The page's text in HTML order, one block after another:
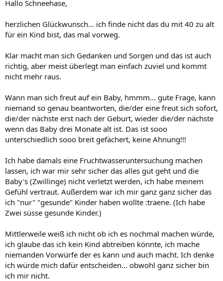
Hallo Schneehase,
herzlichen Glückwunsch... ich finde nicht das du mit 40 zu alt
für ein Kind bist, das mal vorweg.
Klar macht man sich Gedanken und Sorgen und das ist auch
richtig, aber meist überlegt man einfach zuviel und kommt
nicht mehr raus.
Wann man sich freut auf ein Baby, hmmm... gute Frage, kann
niemand so genau beantworten, die/der eine freut sich sofort,
die/der nächste erst nach der Geburt, wieder die/der nächste
wenn das Baby drei Monate alt ist. Das ist sooo
unterschiedlich sooo breit gefächert, keine Ahnung!!!
Ich habe damals eine Fruchtwasseruntersuchung machen
lassen, ich war mir sehr sicher das alles gut geht und die
Baby's (Zwillinge) nicht verletzt werden, ich habe meinem
Gefühl vertraut. Außerdem war ich mir ganz ganz sicher das
ich "nur" "gesunde" Kinder haben wollte :traene. (Ich habe
Zwei süsse gesunde Kinder.)
Mittlerweile weiß ich nicht ob ich es nochmal machen würde,
ich glaube das ich kein Kind abtreiben könnte, ich mache
niemanden Vorwürfe der es kann und auch macht. Ich denke
ich würde mich dafür entscheiden... obwohl ganz sicher bin
ich mir nicht.